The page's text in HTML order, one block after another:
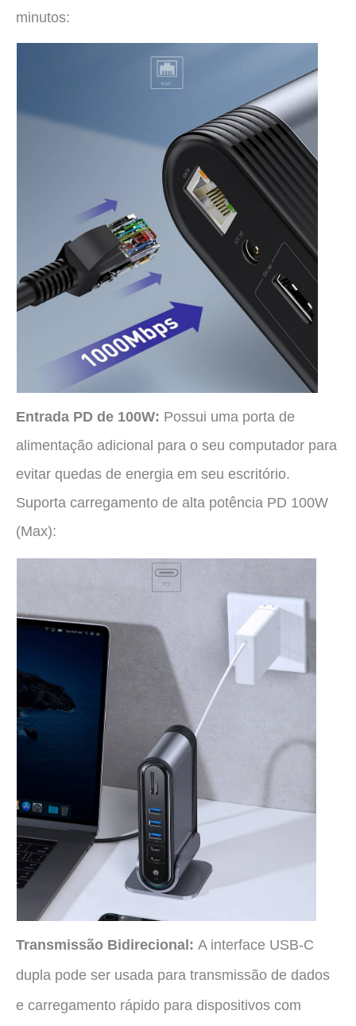
minutos:
Entrada PD de 100W: Possui uma porta de
alimentação adicional para o seu computador para
evitar quedas de energia em seu escritório.
Suporta carregamento de alta potência PD 100W
(Max):
Transmissão Bidirecional: A interface USB-C
dupla pode ser usada para transmissão de dados
e carregamento rápido para dispositivos com